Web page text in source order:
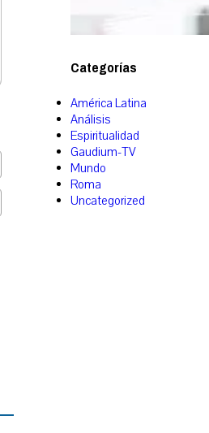
Categorías
América Latina
Análisis
Espiritualidad
Gaudium-TV
Mundo
Roma
Uncategorized